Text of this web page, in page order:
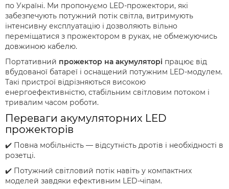
по Україні. Ми пропонуємо LED-прожектори, які
забезпечують потужний потік світла, витримують
інтенсивну експлуатацію і дозволяють вільно
переміщатися з прожектором в руках, не обмежуючись
довжиною кабелю.
Портативний прожектор на акумуляторі працює від
вбудованої батареї і оснащений потужним LED-модулем.
Такі пристрої відрізняються високою
енергоефективністю, стабільним світловим потоком і
тривалим часом роботи.
Переваги акумуляторних LED
прожекторів
✔️ Повна мобільність — відсутність дротів і необхідності в
розетці.
✔️ Потужний світловий потік навіть у компактних
моделей завдяки ефективним LED-чіпам.